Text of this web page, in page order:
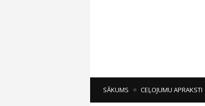
SĀKUMS CEĻOJUMU APRAKSTI